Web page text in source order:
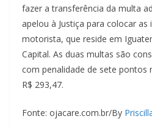
fazer a transferência da multa
apelou à Justiça para colocar
motorista, que reside em
Capital. As duas multas são
com penalidade de sete pontos
R$ 293,47.
Fonte: ojacare.com.br/By